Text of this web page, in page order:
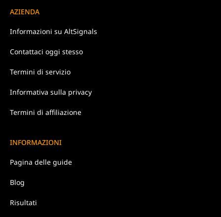
AZIENDA
Informazioni su AltSignals
Contattaci oggi stesso
Termini di servizio
Informativa sulla privacy
Termini di affiliazione
INFORMAZIONI
Pagina delle guide
Blog
Risultati